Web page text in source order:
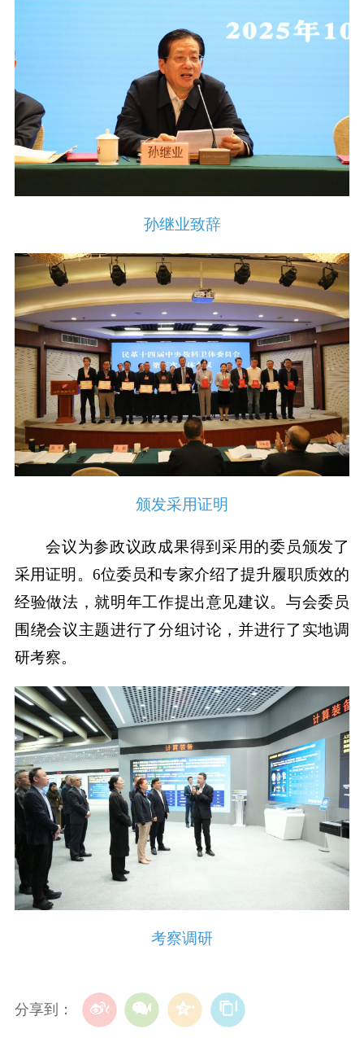
孙继业致辞
颁发采用证明
会议为参政议政成果得到采用的委员颁发了
采用证明。6位委员和专家介绍了提升履职质效的
经验做法，就明年工作提出意见建议。与会委员
围绕会议主题进行了分组讨论，并进行了实地调
研考察。
考察调研
分享到：